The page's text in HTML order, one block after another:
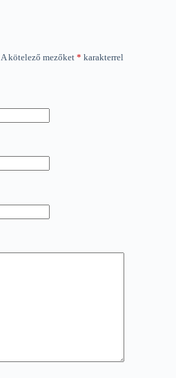
A kötelező mezőket * karakterrel